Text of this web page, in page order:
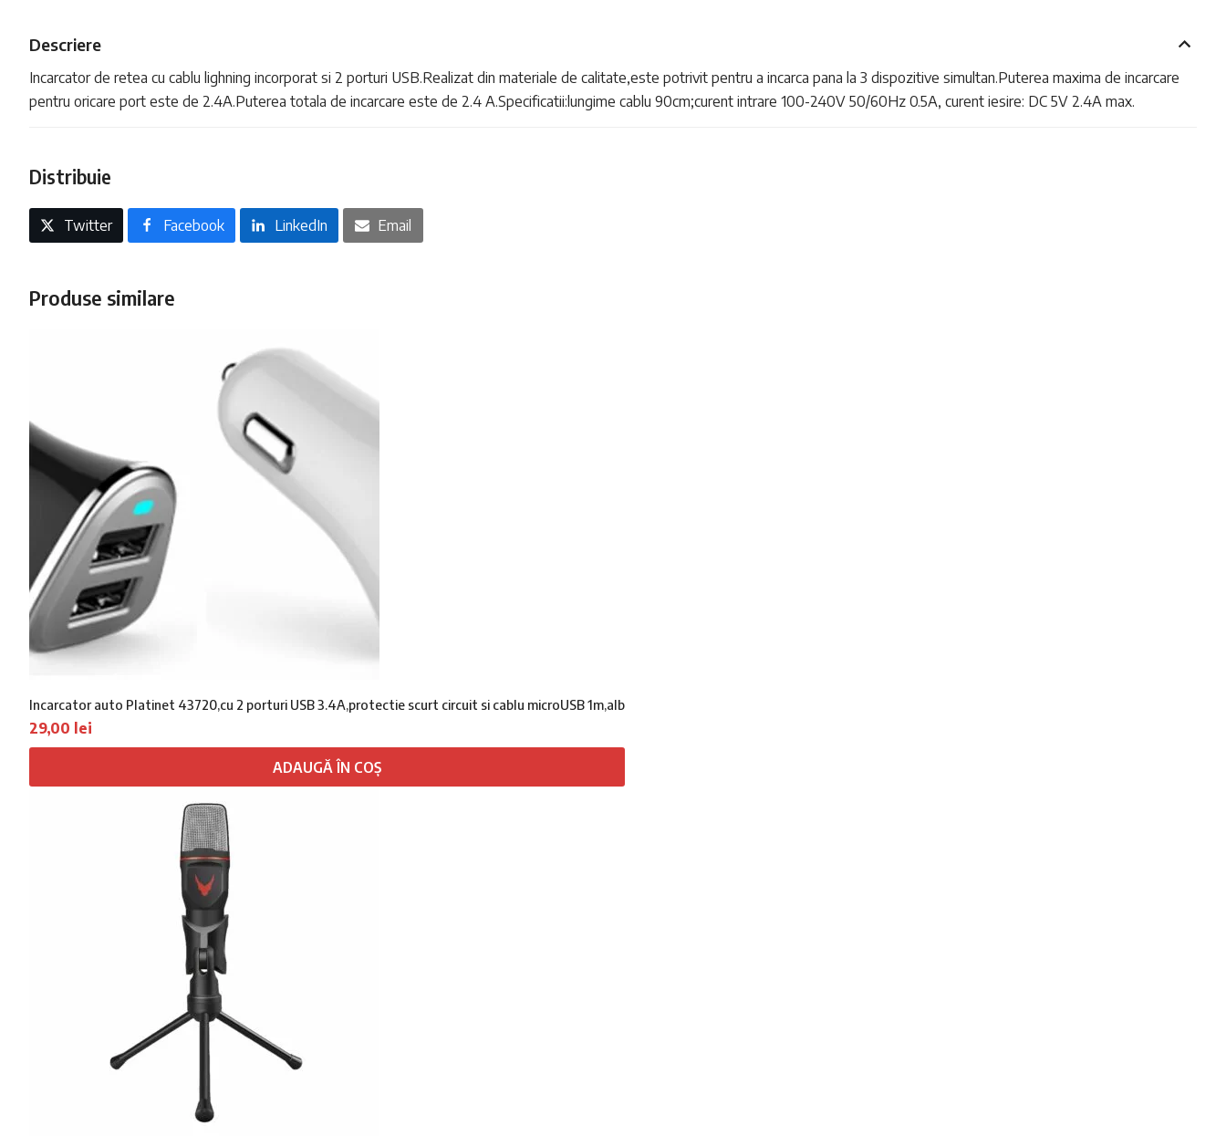
Descriere
Incarcator de retea cu cablu lighning incorporat si 2 porturi USB.Realizat din materiale de calitate,este potrivit pentru a incarca pana la 3 dispozitive simultan.Puterea maxima de incarcare
pentru oricare port este de 2.4A.Puterea totala de incarcare este de 2.4 A.Specificatii:lungime cablu 90cm;curent intrare 100-240V 50/60Hz 0.5A, curent iesire: DC 5V 2.4A max.
Distribuie
Twitter Facebook LinkedIn Email
Produse similare
Incarcator auto Platinet 43720,cu 2 porturi USB 3.4A,protectie scurt circuit si cablu microUSB 1m,alb
29,00 lei
ADAUGĂ ÎN COȘ